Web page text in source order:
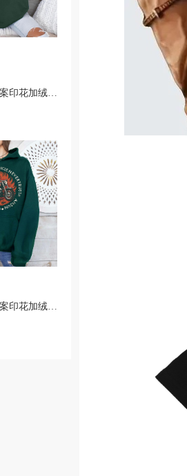
彩虹骄傲月图案印花加绒圆领卫衣 美国本土发货2025秋冬新款印花卫衣
浪漫摩托车图案印花加绒连帽衫 跨境一件代发男女装秋冬款卫衣